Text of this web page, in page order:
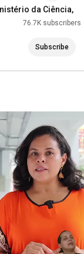
da Ciência,
e Inovação
76.7K subscribers
Subscribe